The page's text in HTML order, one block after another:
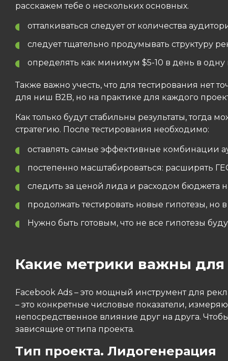
расскажем тебе о нескольких основных.
отталкиваться следует от количества
следует тщательно продумывать структуру
определять как минимум $5-10 в день в одну
Также важно учесть, что для тестирования нет
для ниш B2B, но на практике для каждого
Как только будут стабильны результаты, тогда
стратегию. После тестирования необходимо:
оставлять самые эффективные комбинации
постепенно масштабироваться: расширять
следить за ценой лида и расходом бюджета
продолжать тестировать новые гипотезы,
Нужно быть готовым, что не все гипотезы
Какие метрики важны для
Facebook Ads – это мощный инструмент для
– это конкретные числовые показатели,
непосредственное влияние друг на друга.
зависящие от типа проекта.
Тип проекта. Лидогенерация